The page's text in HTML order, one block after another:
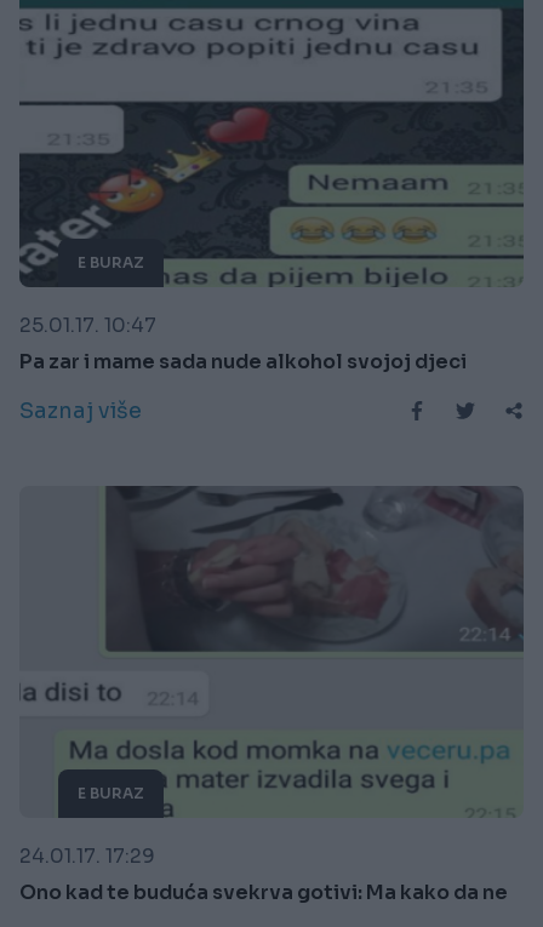
E BURAZ
25.01.17. 10:47
Pa zar i mame sada nude alkohol svojoj djeci
Saznaj više
E BURAZ
24.01.17. 17:29
Ono kad te buduća svekrva gotivi: Ma kako da ne